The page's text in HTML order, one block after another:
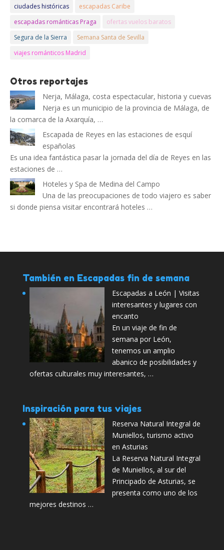
ciudades históricas
escapadas Caribe
escapadas románticas Praga
ofertas vuelos baratos
Segura de la Sierra
Semana Santa de Sevilla
viajes románticos Madrid
Otros reportajes
Nerja, Málaga, costa espectacular, historia y cuevas
Nerja es un municipio de la provincia de Málaga, de
la comarca de la Axarquía, …
Escapada de Reyes en las estaciones de esquí
españolas
Es una idea fantástica pasar la jornada del día de Reyes en las
estaciones de …
Hoteles y Spa de Medina del Campo
Una de las preocupaciones de todo viajero es saber
si donde piensa visitar encontrará hoteles …
También en Escapadas fin de semana
Escapadas a León | Visitas
interesantes y lugares con
encanto
En un viaje de fin de
semana por León,
tenemos un amplio
abanico de posibilidades y
ofertas culturales muy interesantes, …
Inspiración para tus viajes
Reserva Natural Integral de
Muniellos, turismo activo
en Asturias
La Reserva Natural Integral
de Muniellos, al sur del
Principado de Asturias, se
presenta como uno de los
mejores destinos …